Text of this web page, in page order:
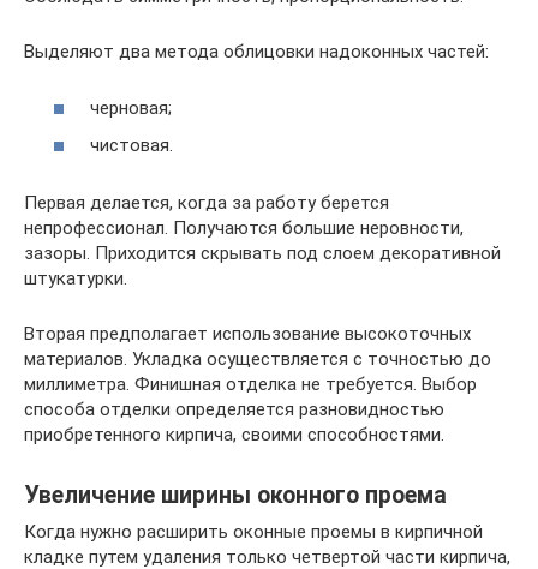
Выделяют два метода облицовки надоконных частей:
черновая;
чистовая.
Первая делается, когда за работу берется
непрофессионал. Получаются большие неровности,
зазоры. Приходится скрывать под слоем декоративной
штукатурки.
Вторая предполагает использование высокоточных
материалов. Укладка осуществляется с точностью до
миллиметра. Финишная отделка не требуется. Выбор
способа отделки определяется разновидностью
приобретенного кирпича, своими способностями.
Увеличение ширины оконного проема
Когда нужно расширить оконные проемы в кирпичной
кладке путем удаления только четвертой части кирпича,